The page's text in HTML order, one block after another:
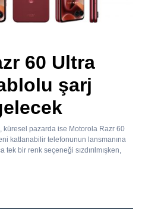
60 Ultra
şarj
küresel pazarda ise Motorola Razr 60
katlanabilir telefonunun lansmanına
tek bir renk seçeneği sızdırılmışken,